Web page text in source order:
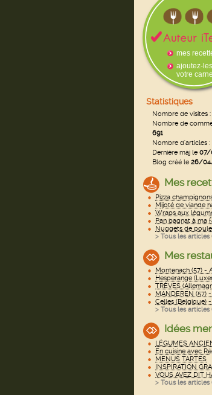
mes
ajoutez-
votre
Statistiques
Nombre de visites :
Nombre de
691
Nombre d'articles :
Dernière màj le07/
Blog créé le26/
Mes
Pizza
Mijoté de viande
Wraps aux
Pan bagnat à ma
Nuggets de
> Tous les articles
Mes
Montenach (57) -
Hesperange
TRÈVES
MANDEREN (57) -
Celles (Belgique) -
> Tous les articles
Idées
LÉGUMES
En cuisine avec
MENUS TARTES
INSPIRATION
VOUS AVEZ DIT
> Tous les articles